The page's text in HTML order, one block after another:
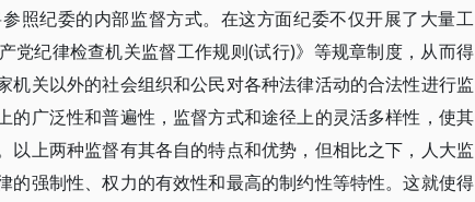
照纪委的内部监督方式。在这方面纪委不仅开展了大量工
党纪律检查机关监督工作规则(试行)》等规章制度，从而得
机关以外的社会组织和公民对各种法律活动的合法性进行监
的广泛性和普遍性，监督方式和途径上的灵活多样性，使其
以上两种监督有其各自的特点和优势，但相比之下，人大监
的强制性、权力的有效性和最高的制约性等特性。这就使得